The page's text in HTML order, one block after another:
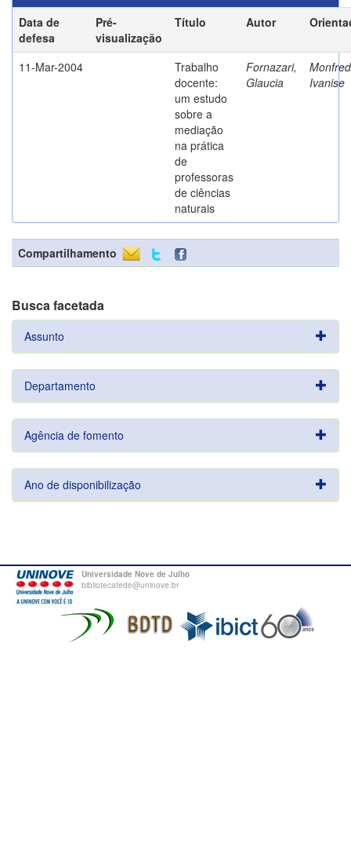
Data de
defesa
Pré-
visualização
Título Autor
11-Mar-2004
Trabalho
docente:
um estudo
sobre a
mediação
na prática
de
professoras
de ciências
naturais
Fornazari,
Glaucia
Ivanise
Compartilhamento
Busca facetada
Assunto
Departamento
Agência de fomento
Ano de disponibilização
Universidade Nove de Julho
bibliotecatede@uninove.br